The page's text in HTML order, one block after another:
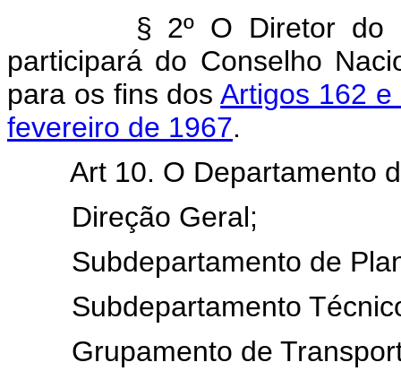
§ 2º O Diretor do
participará do Conselho
para os fins dosArtigos 162
fevereiro de 1967.
Art 10. O Departamento
Direção Geral;
Subdepartamento de
Subdepartamento
Grupamento de